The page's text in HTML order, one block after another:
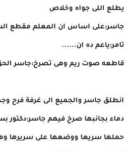
يطلع اللى جواه وخلاص
جاسر:على اساس ان المعلم مقطع
تامر:ياعم ده ان......
قاطعه صوت ريم وهى تصرخ:جاسر
انطلق جاسر والجميع الى غرفة فرح
دماء بجانبها صرخ فيهم جاسر:دكتور
حملها سريعا ووضعها على سريرها